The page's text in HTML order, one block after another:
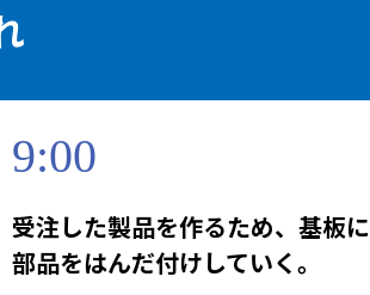
9:00
受注した製品を作るため、基板に
部品をはんだ付けしていく。